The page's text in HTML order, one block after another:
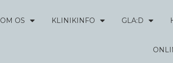
OM OS KLINIKINFO GLA:D